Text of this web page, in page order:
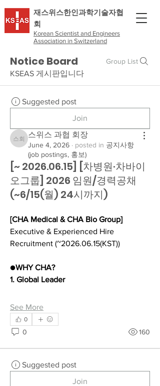
​재스위스한인과학기술자협
회
Korean Scientist and Engineers
Association in Switzerland
Notice Board Group List
KSEAS 게시판입니다
Suggested post
Join
스위스 과협 회장
스위스 과협 회장
June 4, 2026 · posted in 공지사항
(job postings, 홍보)
[~ 2026.06.15] [차병원·차바이
오그룹] 2026 임원/경력공채
(~6/15(월) 24시까지)
[CHA Medical & CHA Bio Group]
Executive & Experienced Hire
Recruitment (~2026.06.15(KST))
●WHY CHA?
1. Global Leader
See More
0
0 160
Suggested post
Join